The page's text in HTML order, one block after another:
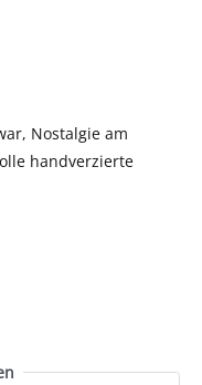
Nostalgie am
handverzierte